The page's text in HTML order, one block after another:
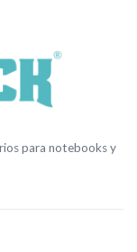
para notebooks y